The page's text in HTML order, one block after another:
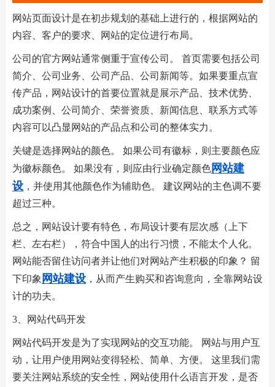
网站页面设计是在初步规划的基础上进行的，根据网站的
内容、客户的要求、网站的定位进行布局。
公司的官方网站通常侧重于宣传公司。 首页需要包括公司
简介、公司业务、公司产品、公司新闻等。如果要重点宣
传产品，网站设计的首要位置就是展示产品、技术优势、
成功案例、公司简介、荣誉资质、新闻信息、联系方式等
内容可以凸显网站的产品点和公司的整体实力。
关键是选择网站的颜色。 如果公司有徽标，则主要颜色应
为徽标颜色。 如果没有，则应由行业确定颜色 网站建
设 ，并使用其他颜色作为辅助色。 建议网站的主色调不要
超过三种。
总之，网站设计要有特色，布局设计要有层次感（上下
栏、左右栏），符合中国人的出行习惯，不能太个人化。
网站能否留住访问者并让他们对网站产生积极的印象？ 留
下印象 网站建设 ，从而产生购买和咨询意向，全靠网站设
计的功夫。
3、网站代码开发
网站代码开发是为了实现网站的交互功能。 网站与用户互
动，让用户使用网站变得轻松、简单、方便。 这里我们需
要关注网站系统的安全性，网站使用什么语言开发，是否